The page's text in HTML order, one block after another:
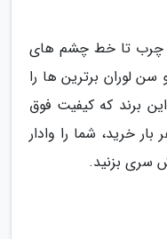
چرب تا خط چشم های
لوران برترین ها را
برند که کیفیت فوق
بار خرید، شما را وادار
سری بزنید.